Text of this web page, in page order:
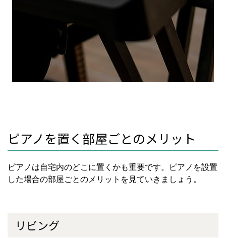
ピアノを置く部屋ごとのメリット
ピアノは自宅内のどこに置くかも重要です。ピアノを設置
した場合の部屋ごとのメリットを見ていきましょう。
リビング